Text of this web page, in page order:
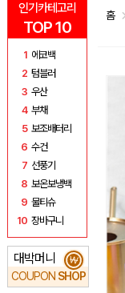
인기카테고리
TOP 10
1 에코백
2 텀블러
3 우산
4 부채
5 보조배터리
6 수건
7 선풍기
8 보온보냉백
9 물티슈
10 장바구니
대박머니
COUPON SHOP
₩
홈